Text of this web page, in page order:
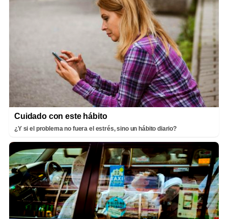
Cuidado con este hábito
¿Y si el problema no fuera el estrés, sino un hábito diario?